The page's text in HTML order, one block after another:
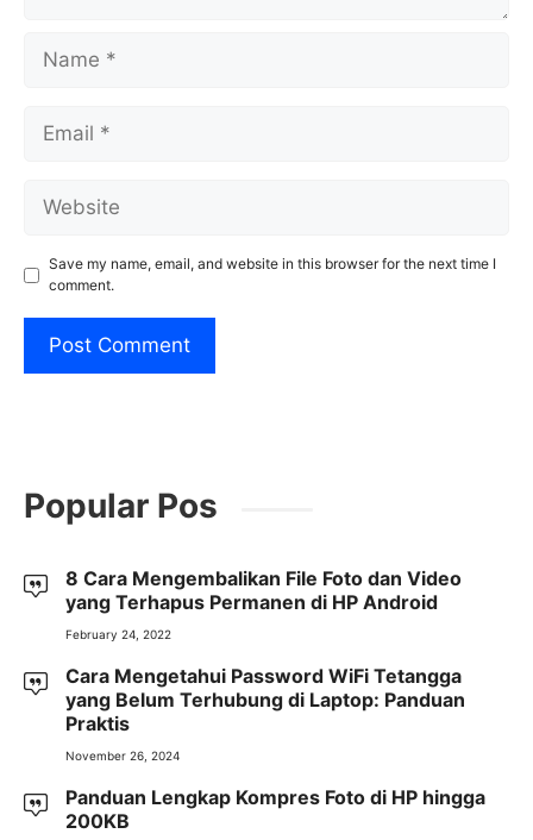
Name
Email
Website
Save my name, email, and website in this browser for the next time I
comment.
Popular Pos
8 Cara Mengembalikan File Foto dan Video
yang Terhapus Permanen di HP Android
February 24, 2022
Cara Mengetahui Password WiFi Tetangga
yang Belum Terhubung di Laptop: Panduan
Praktis
November 26, 2024
Panduan Lengkap Kompres Foto di HP hingga
200KB